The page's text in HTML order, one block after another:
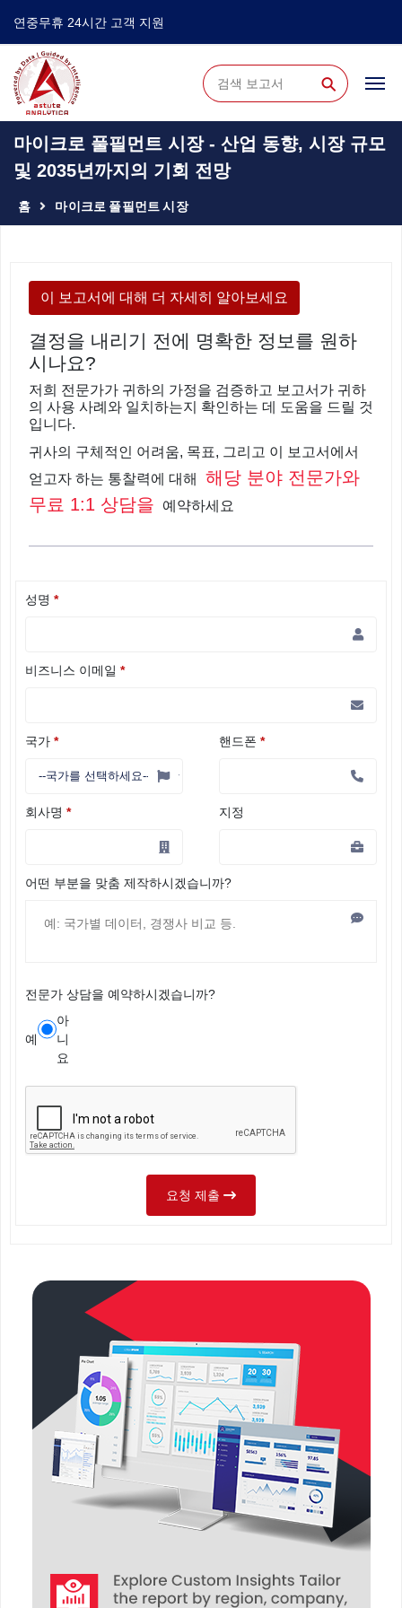
연중무휴 24시간 고객 지원
⚲
마이크로 풀필먼트 시장 - 산업 동향, 시장 규모
및 2035년까지의 기회 전망
홈 마이크로 풀필먼트 시장
이 보고서에 대해 더 자세히 알아보세요
결정을 내리기 전에 명확한 정보를 원하
시나요?
저희 전문가가 귀하의 가정을 검증하고 보고서가 귀하
의 사용 사례와 일치하는지 확인하는 데 도움을 드릴 것
입니다.
귀사의 구체적인 어려움, 목표, 그리고 이 보고서에서
얻고자 하는 통찰력에 대해
해당 분야 전문가와
무료 1:1 상담을
예약하세요
성명 *
비즈니스 이메일 *
국가 * 핸드폰 *
회사명 * 지정
어떤 부분을 맞춤 제작하시겠습니까?
전문가 상담을 예약하시겠습니까?
예
아
니
요
요청 제출